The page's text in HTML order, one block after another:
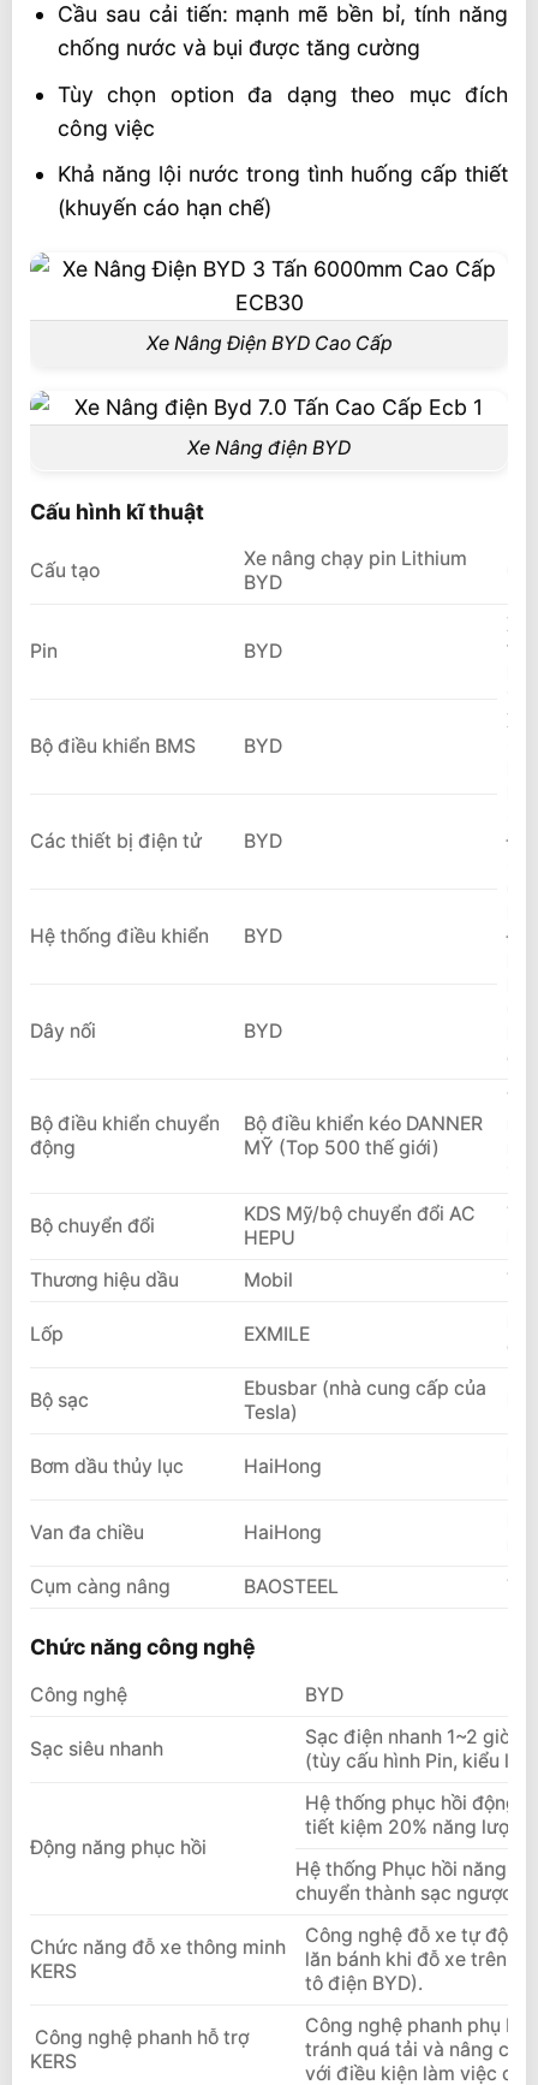
Cầu sau cải tiến: mạnh mẽ bền bỉ, tính năng
chống nước và bụi được tăng cường
Tùy chọn option đa dạng theo mục đích
công việc
Khả năng lội nước trong tình huống cấp thiết
(khuyến cáo hạn chế)
Xe Nâng Điện BYD Cao Cấp
Xe Nâng điện BYD
Cấu hình kĩ thuật
Cấu tạo
Xe nâng chạy pin Lithium
BYD
Pin BYD
Xe
Xe
giới
Bộ điều khiển BMS BYD
Các thiết bị điện tử BYD
Hệ thống điều khiển BYD
Dây nối BYD
Bộ điều khiển chuyển
động
Bộ điều khiển kéo DANNER
MỸ (Top 500 thế giới)
Bộ chuyển đổi
KDS Mỹ/bộ chuyển đổi AC
HEPU
Thương hiệu dầu
Mobil
Lốp EXMILE
Bộ sạc
Ebusbar (nhà cung cấp của
Tesla)
Bơm dầu thủy lục HaiHong
Van đa chiều HaiHong
Cụm càng nâng
BAOSTEEL
Chức năng công nghệ
Công nghệ BYD
Sạc siêu nhanh
Sạc điện nhanh 1~2 giờ,
(tùy cấu hình Pin, kiểu
Động năng phục hồi
Hệ thống phục hồi động
tiết kiệm 20% năng lượng
Hệ thống Phục hồi năng
chuyển thành sạc ngược
Chức năng đỗ xe thông minh
KERS
Công nghệ đỗ xe tự động
lăn bánh khi đỗ xe trên
tô điện BYD).
Công nghệ phanh hỗ trợ
KERS
Công nghệ phanh phụ
tránh quá tải và nâng
với điều kiện làm việc của